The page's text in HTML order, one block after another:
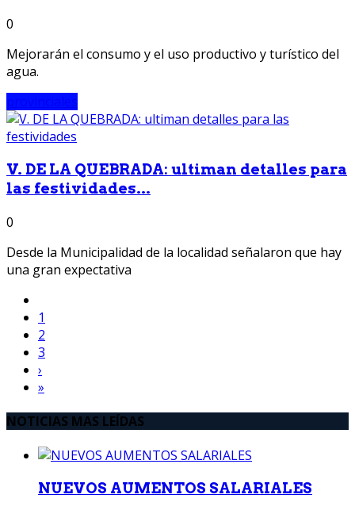
0
Mejorarán el consumo y el uso productivo y turístico del
agua.
V. DE LA QUEBRADA: ultiman detalles para
las festividades...
0
Desde la Municipalidad de la localidad señalaron que hay
una gran expectativa
1
2
3
›
»
NOTICIAS MAS LEÍDAS
NUEVOS AUMENTOS SALARIALES